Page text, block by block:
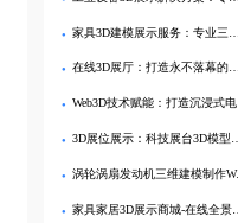
家具3D建模展示服务：专业三维建模与线上展示一站式解决方案
在线3D展厅：打造永不落幕的家具品牌数字展馆
Web3D技术赋能：打造沉浸式电商3D产品展示与线上购物体验
3D展位展示：科技展台3D模型制作与现代展台数字展示
涡轮涡扇发动机三维建模制作Web3D展示
家具家居3D展示商城-在线全景漫游，实景般搭配体验